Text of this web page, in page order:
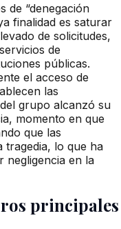
de “denegación
finalidad es saturar
de solicitudes,
de
públicas.
el acceso de
las
grupo alcanzó su
momento en que
que las
tragedia, lo que ha
negligencia en la
principales